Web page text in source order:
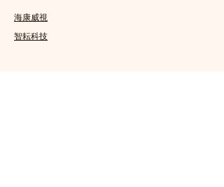
海康威視
智耘科技